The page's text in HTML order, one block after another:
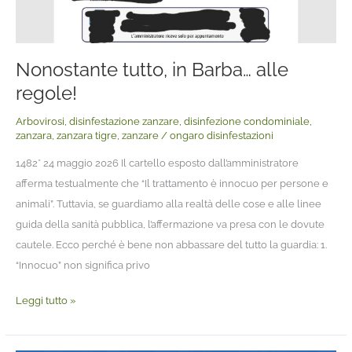
Nonostante tutto, in Barba… alle
regole!
Arbovirosi, disinfestazione zanzare, disinfezione condominiale,
zanzara, zanzara tigre, zanzare/ ongaro disinfestazioni
1482* 24 maggio 2026 Il cartello esposto dall’amministratore
afferma testualmente che “Il trattamento è innocuo per persone e
animali”. Tuttavia, se guardiamo alla realtà delle cose e alle linee
guida della sanità pubblica, l’affermazione va presa con le dovute
cautele. Ecco perché è bene non abbassare del tutto la guardia: ​1.
“Innocuo” non significa privo
Leggi tutto »